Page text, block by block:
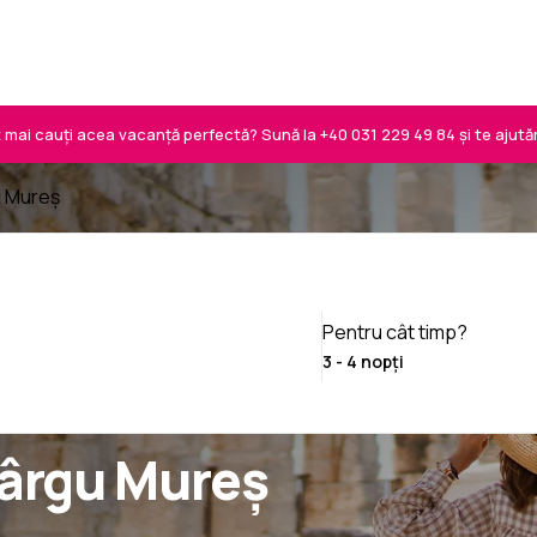
cauți acea vacanță perfectă? Sună la +40 031 229 49 84 și te
Mureș
Mureș
Pentru cât timp?